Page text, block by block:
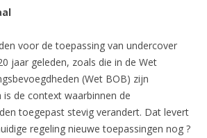
voor de toepassing van undercover
jaar geleden, zoals die in de Wet
(Wet BOB) zijn
de context waarbinnen de
toegepast stevig verandert. Dat levert
regeling nieuwe toepassingen nog ?